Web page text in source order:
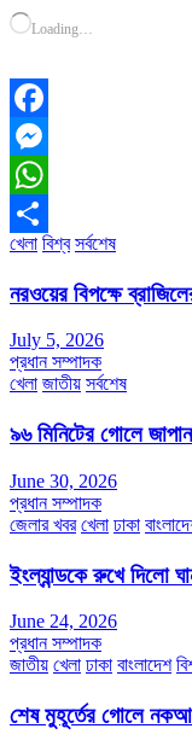
Loading…
Facebook
Messenger
WhatsApp
Share
খেলা বিশ্ব সর্বশেষ
নরওয়ের বিপক্ষে
July 5, 2026
প্রধান সম্পাদক
খেলা জাতীয় সর্বশেষ
৯৬ মিনিটের গোলে
June 30, 2026
প্রধান সম্পাদক
জেলার খবর খেলা ঢাকা
ইংল্যান্ডকে রুখে দিলো
June 24, 2026
প্রধান সম্পাদক
জাতীয় খেলা ঢাকা বাংলাদেশ
শেষ মুহূর্তের গোলে